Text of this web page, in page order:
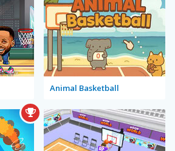
Animal Basketball